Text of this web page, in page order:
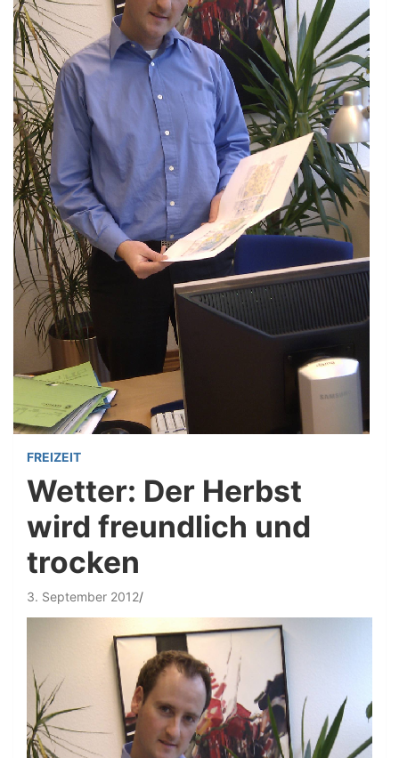
FREIZEIT
Wetter: Der Herbst
wird freundlich und
trocken
3. September 2012